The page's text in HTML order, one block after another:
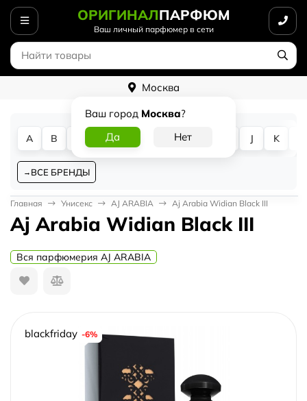
ОРИГИНАЛПАРФЮМ
Ваш личный парфюмер в сети
Москва
Ваш город Москва?
A B D G J K
ВСЕ БРЕНДЫ
Главная Унисекс AJ ARABIA Aj Arabia Widian Black III
Aj Arabia Widian Black III
Вся парфюмерия AJ ARABIA
blackfriday -6%